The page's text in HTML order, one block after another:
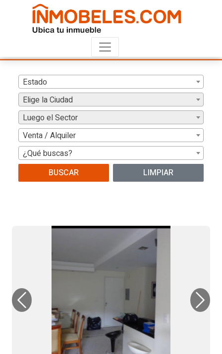
Estado
Elige la Ciudad
Luego el Sector
Venta / Alquiler
¿Qué buscas?
BUSCAR
LIMPIAR
Previous Next